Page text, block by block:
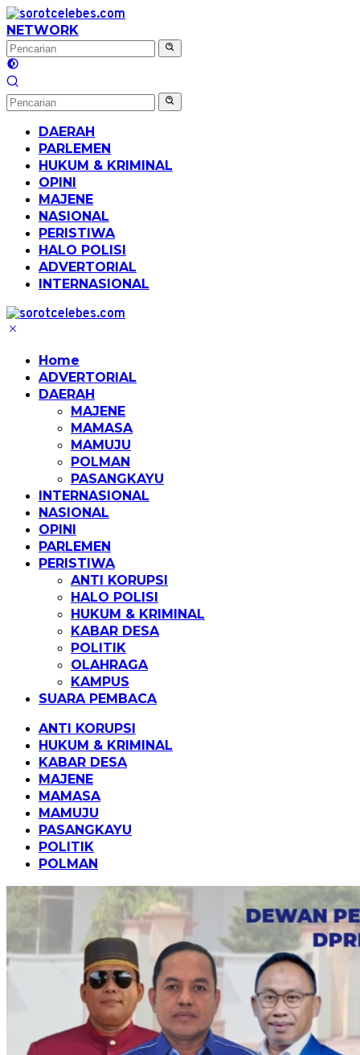
Langsung
ke
konten
NETWORK
DAERAH
PARLEMEN
HUKUM & KRIMINAL
OPINI
MAJENE
NASIONAL
PERISTIWA
HALO POLISI
ADVERTORIAL
INTERNASIONAL
Home
ADVERTORIAL
DAERAH
MAJENE
MAMASA
MAMUJU
POLMAN
PASANGKAYU
INTERNASIONAL
NASIONAL
OPINI
PARLEMEN
PERISTIWA
ANTI KORUPSI
HALO POLISI
HUKUM & KRIMINAL
KABAR DESA
POLITIK
OLAHRAGA
KAMPUS
SUARA PEMBACA
ANTI KORUPSI
HUKUM & KRIMINAL
KABAR DESA
MAJENE
MAMASA
MAMUJU
PASANGKAYU
POLITIK
POLMAN